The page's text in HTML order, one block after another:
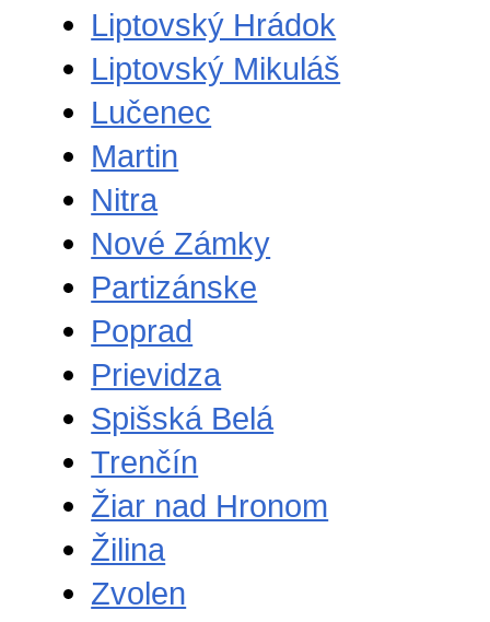
Liptovský Hrádok
Liptovský Mikuláš
Lučenec
Martin
Nitra
Nové Zámky
Partizánske
Poprad
Prievidza
Spišská Belá
Trenčín
Žiar nad Hronom
Žilina
Zvolen